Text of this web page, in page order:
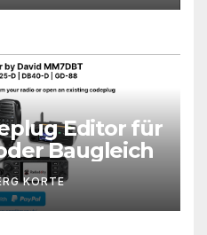
Editor für
Baugleich
KORTE